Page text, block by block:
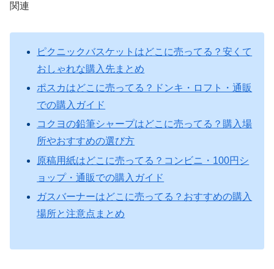
関連
ピクニックバスケットはどこに売ってる？安くて
おしゃれな購入先まとめ
ポスカはどこに売ってる？ドンキ・ロフト・通販
での購入ガイド
コクヨの鉛筆シャープはどこに売ってる？購入場
所やおすすめの選び方
原稿用紙はどこに売ってる？コンビニ・100円シ
ョップ・通販での購入ガイド
ガスバーナーはどこに売ってる？おすすめの購入
場所と注意点まとめ